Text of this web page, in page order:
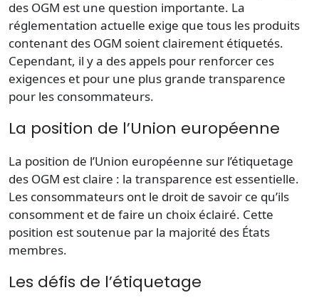
des OGM est une question importante. La
réglementation actuelle exige que tous les produits
contenant des OGM soient clairement étiquetés.
Cependant, il y a des appels pour renforcer ces
exigences et pour une plus grande transparence
pour les consommateurs.
La position de l’Union européenne
La position de l’Union européenne sur l’étiquetage
des OGM est claire : la transparence est essentielle.
Les consommateurs ont le droit de savoir ce qu’ils
consomment et de faire un choix éclairé. Cette
position est soutenue par la majorité des États
membres.
Les défis de l’étiquetage